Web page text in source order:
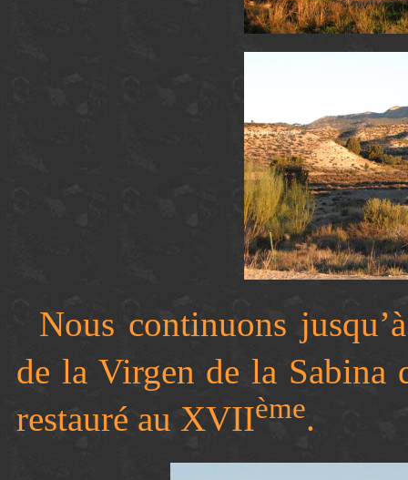
Nous continuons
de la Virgen de la
restauré au XVIIème.